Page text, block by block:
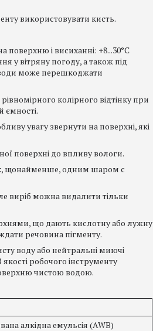
використовувати кисть.
поверхню і висиханні: +8...30°C
у вітряну погоду, а також під
може перешкоджати
колірного відтінку при
ємності.
увагу звернути на поверхні, які
поверхні до впливу вологи.
щонайменше, одним шаром c
виріб можна видалити тільки
що дають кислотну або лужну
речовина пігменту.
воду або нейтральні миючі
робочого інструменту
чистою водою.
алкідна емульсія (AWB)